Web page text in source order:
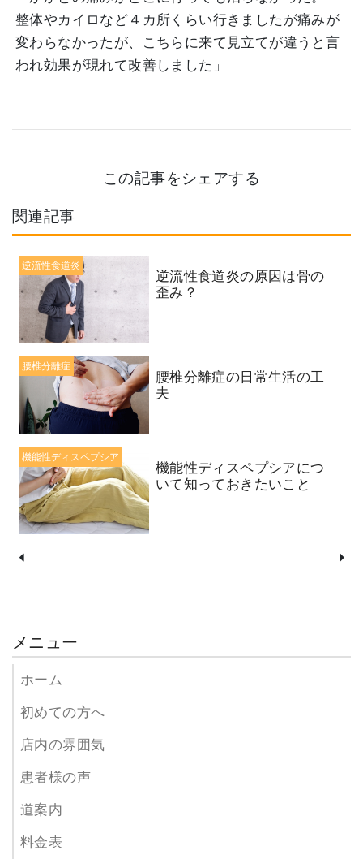
整体やカイロなど４カ所くらい行きましたが痛みが
変わらなかったが、こちらに来て見立てが違うと言
われ効果が現れて改善しました」
この記事をシェアする
関連記事
逆流性食道炎
逆流性食道炎の原因は骨の
歪み？
腰椎分離症
腰椎分離症の日常生活の工
夫
機能性ディスペプシア
機能性ディスペプシアにつ
いて知っておきたいこと
メニュー
ホーム
初めての方へ
店内の雰囲気
患者様の声
道案内
料金表